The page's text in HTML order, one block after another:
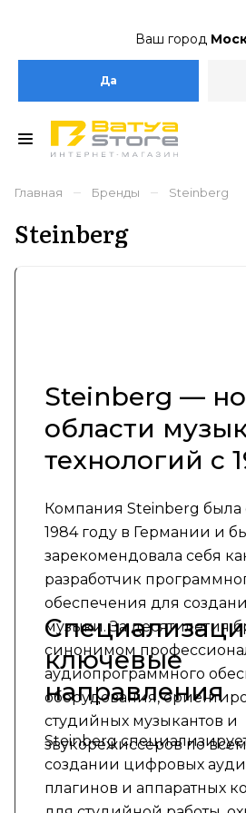
Ваш город
Да
Главная – Бренды – Steinberg
Steinberg
Steinberg —
области
технологий с
Компания Steinberg была
1984 году в Германии и
зарекомендовала себя
разработчик
обеспечения для
музыки. За десятилетия
синонимом
аудиопрограммного
оборудования,
студийных музыкантов и
звукорежиссеров по
ключевые
направления
Steinberg
создании цифровых
плагинов и аппаратных